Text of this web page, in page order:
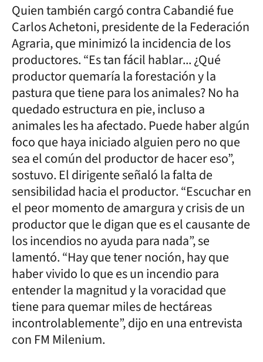
Quien también cargó contra Cabandié fue
Carlos Achetoni, presidente de la Federación
Agraria, que minimizó la incidencia de los
productores. “Es tan fácil hablar... ¿Qué
productor quemaría la forestación y la
pastura que tiene para los animales? No ha
quedado estructura en pie, incluso a
animales les ha afectado. Puede haber algún
foco que haya iniciado alguien pero no que
sea el común del productor de hacer eso”,
sostuvo. El dirigente señaló la falta de
sensibilidad hacia el productor. “Escuchar en
el peor momento de amargura y crisis de un
productor que le digan que es el causante de
los incendios no ayuda para nada”, se
lamentó. “Hay que tener noción, hay que
haber vivido lo que es un incendio para
entender la magnitud y la voracidad que
tiene para quemar miles de hectáreas
incontrolablemente”, dijo en una entrevista
con FM Milenium.